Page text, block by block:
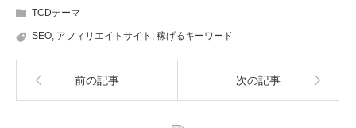
TCDテーマ
SEO, アフィリエイトサイト , 稼げるキーワード
前の記事 次の記事